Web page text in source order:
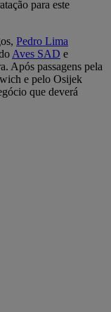
para este
Pedro Lima
Aves SAD e
Após passagens pela
e pelo Osijek
que deverá